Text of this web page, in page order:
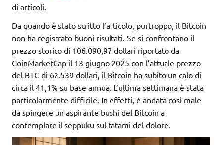
di articoli.
Da quando è stato scritto l’articolo, purtroppo, il Bitcoin
non ha registrato buoni risultati. Se si confrontano il
prezzo storico di 106.090,97 dollari riportato da
CoinMarketCap il 13 giugno 2025 con l’attuale prezzo
del BTC di 62.539 dollari, il Bitcoin ha subito un calo di
circa il 41,1% su base annua. L’ultima settimana è stata
particolarmente difficile. In effetti, è andata così male
da spingere un aspirante bushi del Bitcoin a
contemplare il seppuku sul tatami del dolore.